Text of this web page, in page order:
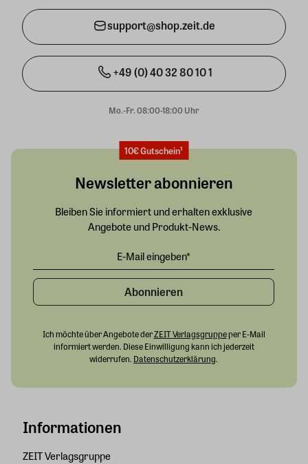
support@shop.zeit.de
+49 (0) 40 32 80 10 1
Mo.-Fr. 08:00-18:00 Uhr
Informationen
ZEIT Verlagsgruppe
10€ Gutschein¹
Newsletter abonnieren
Bleiben Sie informiert und erhalten exklusive
Angebote und Produkt-News.
Abonnieren
Ich möchte über Angebote derZEIT Verlagsgruppeper E-Mail
informiert werden. Diese Einwilligung kann ich jederzeit
widerrufen. Datenschutzerklärung.